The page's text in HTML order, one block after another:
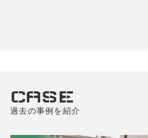
CASE
過去の事例を紹介